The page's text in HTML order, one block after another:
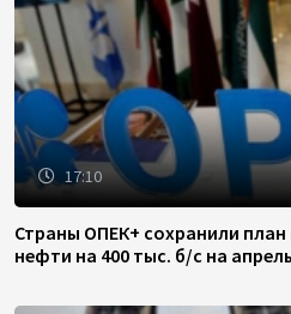
17:10
Страны ОПЕК+ сохранили
нефти на 400 тыс. б/с на апрель